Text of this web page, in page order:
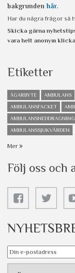
bakgrunden här.
Har du några frågor så
Skicka gärna
vara helt anonym
Etiketter
ÄGARBYTE AMBULANS
AMBULANSFACKET
AMBULANSSJUKVÅRDEN
Mer
Följ oss och